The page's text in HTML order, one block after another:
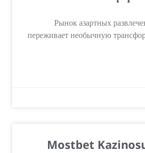
Рынок азартных
переживает необычную
Mostbet